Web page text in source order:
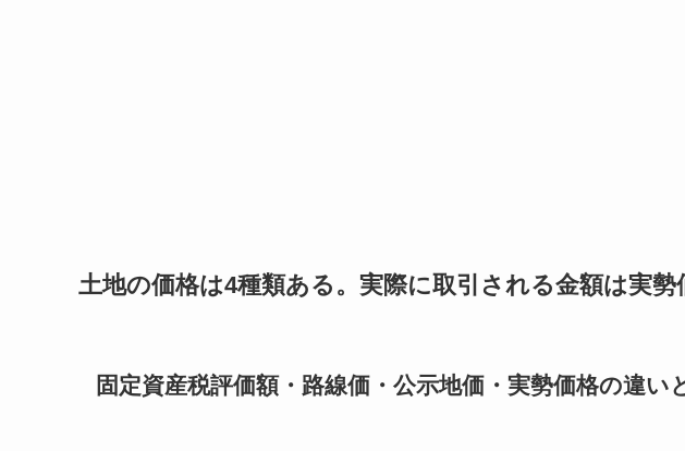
土地の価格は4種類ある。実際に取引される金額は実勢
固定資産税評価額・路線価・公示地価・実勢価格の違い